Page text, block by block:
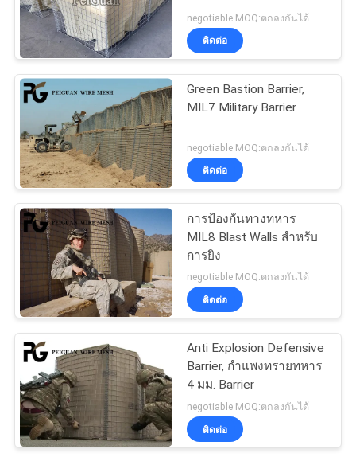
POLICYรั้วไซต์งานก่อสร้าง
อุปสรรคการควบคุม
ฝูงชน
Bastion Barrier
negotiable MOQ:ตกลงกันได้
ติดต่อ
Green Bastion Barrier,
MIL7 Military Barrier
negotiable MOQ:ตกลงกันได้
ติดต่อ
การป้องกันทางทหาร
MIL8 Blast Walls สำหรับ
การยิง
negotiable MOQ:ตกลงกันได้
ติดต่อ
Anti Explosion Defensive
Barrier, กำแพงทรายทหาร
4 มม. Barrier
negotiable MOQ:ตกลงกันได้
ติดต่อ